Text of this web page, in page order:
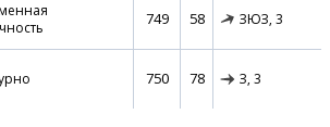
749 58 ЗЮЗ, 3
750 78 З, 3